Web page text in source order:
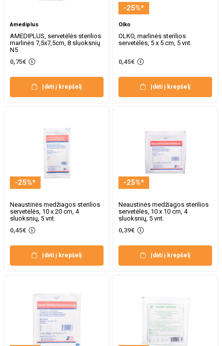
Amediplus
AMEDIPLUS, servetėlės sterilios
marlinės 7,5x7,5cm, 8 sluoksnių
N5
0,75€
Įdėti į krepšelį
-25%*
Olko
OLKO, marlinės sterilios
servetėlės, 5 x 5 cm, 5 vnt.
0,45€
Įdėti į krepšelį
-25%*
Neaustinės medžiagos sterilios
servetėlės, 10 x 20 cm, 4
sluoksnių, 5 vnt.
0,45€
Įdėti į krepšelį
-25%*
Neaustinės medžiagos sterilios
servetėlės, 10 x 10 cm, 4
sluoksnių, 5 vnt.
0,39€
Įdėti į krepšelį